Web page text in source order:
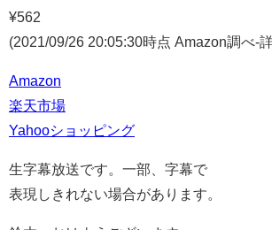
¥562
(2021/09/26 20:05:30時点 Amazon調べ-
Amazon
楽天市場
Yahooショッピング
生字幕放送です。一部、字幕で
表現しきれない場合があります。